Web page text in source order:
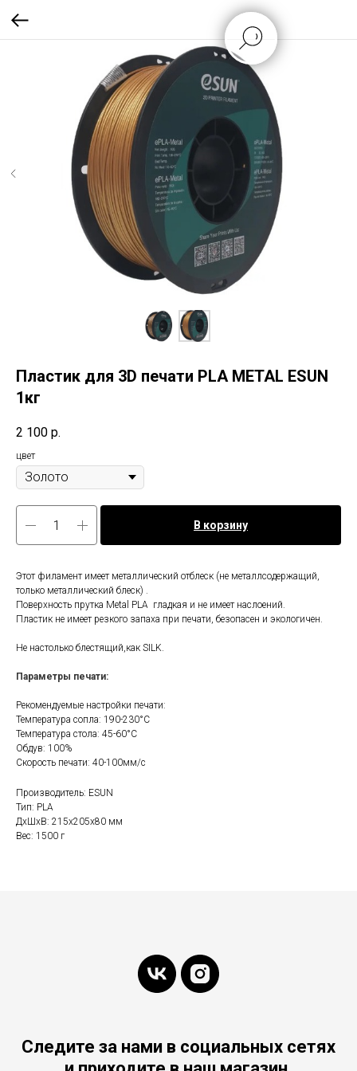
Пластик для 3D печати PLA METAL ESUN
1кг
2 100 р.
цвет
В корзину
Этот филамент имеет металлический отблеск (не металлсодержащий,
только металлический блеск) .
Поверхность прутка Metal PLA гладкая и не имеет наслоений.
Пластик не имеет резкого запаха при печати, безопасен и экологичен.
Не настолько блестящий,как SILK.
Параметры печати:
Рекомендуемые настройки печати:
Температура сопла: 190-230°С
Температура стола: 45-60°С
Обдув: 100%
Скорость печати: 40-100мм/с
Производитель: ESUN
Тип: PLA
ДxШxВ: 215x205x80 мм
Вес: 1500 г
Следите за нами в социальных сетях